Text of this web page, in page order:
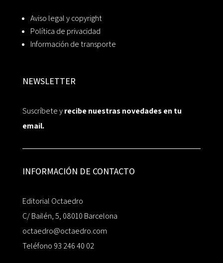
Aviso legal y copyright
Política de privacidad
Información de transporte
NEWSLETTER
Suscríbete yrecibe nuestras novedades en tu
email.
INFORMACIÓN DE CONTACTO
Editorial Octaedro
C/ Bailén, 5, 08010 Barcelona
octaedro@octaedro.com
Teléfono 93 246 40 02